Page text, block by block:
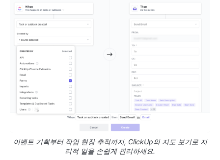
이벤트 기획부터 작업 현장 추적까지, ClickUp의 지도 보기로 지
리적 일을 손쉽게 관리하세요.